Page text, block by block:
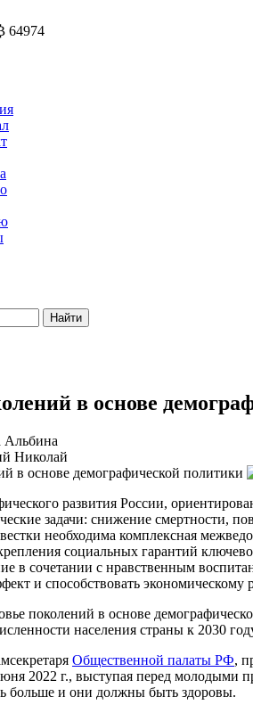
64974
в основе
Альбина
Николай
развития России,
задачи: снижение смертности,
необходима комплексная
социальных гарантий
в сочетании с нравственным
и способствовать экономическому
поколений в основе
населения страны к 2030
Общественной палаты РФ,
2022 г., выступая перед молодыми
больше и они должны быть здоровы.